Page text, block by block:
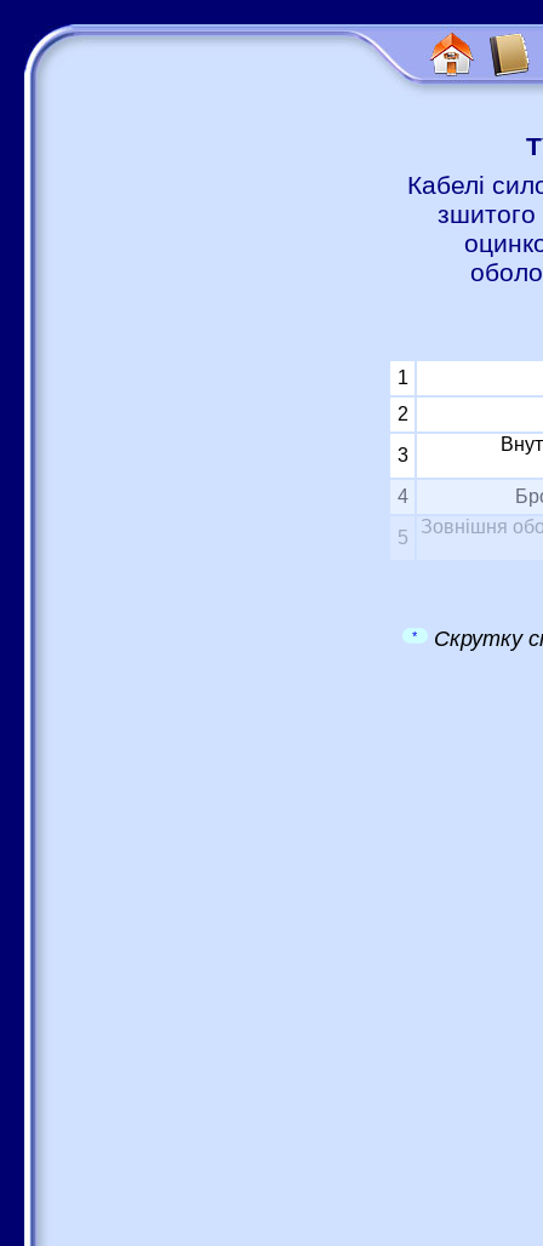
Кабелі
зшитого
1
2
3
4
5
Зовнішня
* Скрутку